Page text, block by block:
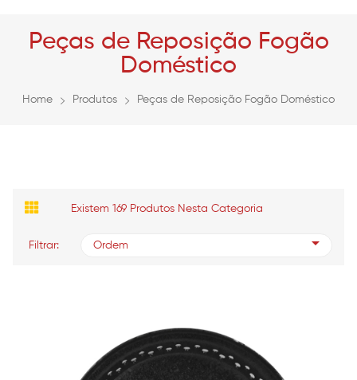
Peças de Reposição Fogão
Doméstico
Home Produtos Peças de Reposição Fogão Doméstico
Existem 169 Produtos Nesta Categoria
Filtrar: Ordem